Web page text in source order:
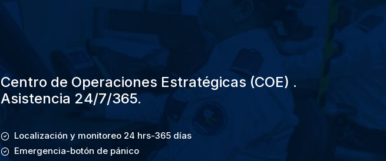
Centro de Operaciones Estratégicas (COE) .
Asistencia 24/7/365.
Localización y monitoreo 24 hrs-365 días
Emergencia-botón de pánico